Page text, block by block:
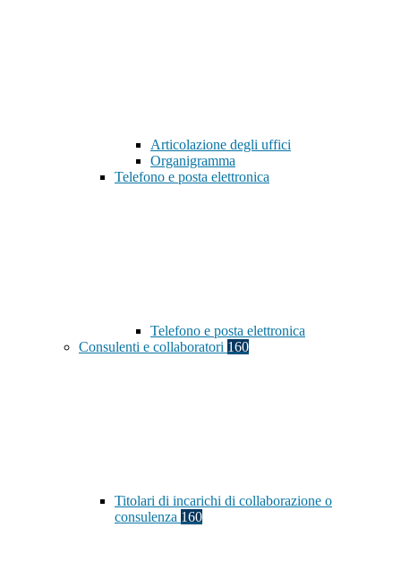
Articolazione degli uffici
Organigramma
Telefono e posta elettronica
Telefono e posta elettronica
Consulenti e collaboratori 160
Titolari di incarichi di collaborazione o
consulenza 160